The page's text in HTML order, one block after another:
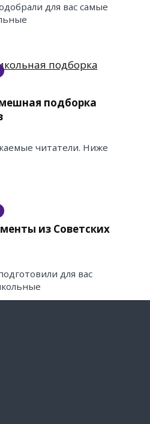
для вас самые
подборка
читатели. Ниже
из Советских
для вас